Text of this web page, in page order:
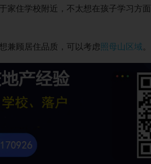
家住学校附近，不太想在孩子学习方
兼顾居住品质，可以考虑照母山区域 。